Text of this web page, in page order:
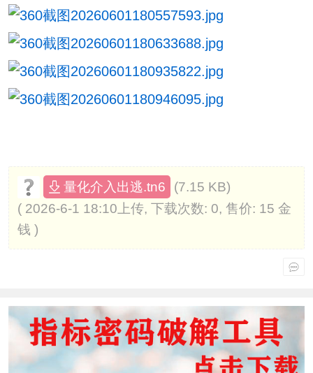
量化介入出逃.tn6
(7.15 KB)
( 2026-6-1 18:10上传, 下载次数: 0, 售价: 15 金
钱 )